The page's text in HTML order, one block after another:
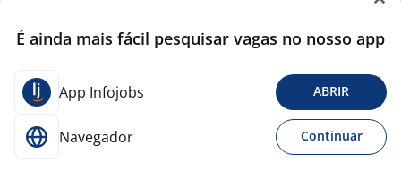
É ainda mais fácil pesquisar vagas no nosso app
App Infojobs ABRIR
Navegador Continuar